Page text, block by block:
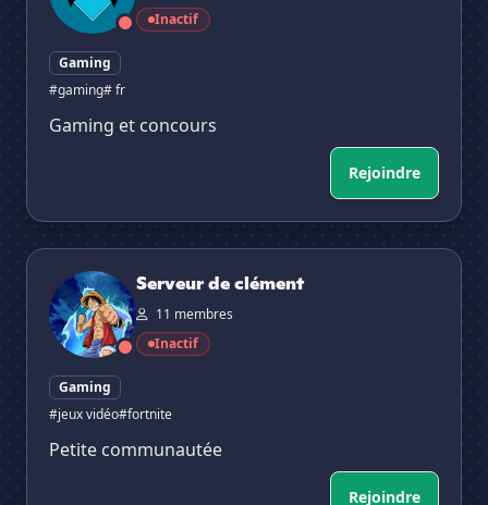
Inactif
Gaming
#gaming# fr
Gaming et concours
Rejoindre
Serveur de clément
Serveur de clément
11 membres
Inactif
Gaming
#jeux vidéo#fortnite
Petite communautée
Rejoindre